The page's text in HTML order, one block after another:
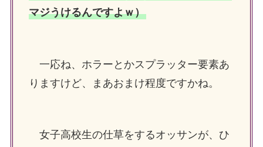
マジうけるんですよｗ）
一応ね、ホラーとかスプラッター要素あ
りますけど、まあおまけ程度ですかね。
女子高校生の仕草をするオッサンが、ひ